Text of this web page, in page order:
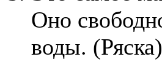
Оно
воды. (Ряска)